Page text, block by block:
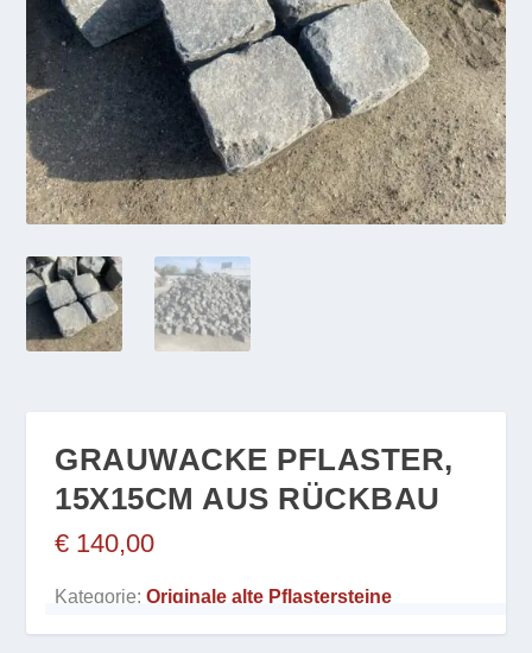
GRAUWACKE PFLASTER,
15X15CM AUS RÜCKBAU
€ 140,00
Kategorie:Originale alte Pflastersteine